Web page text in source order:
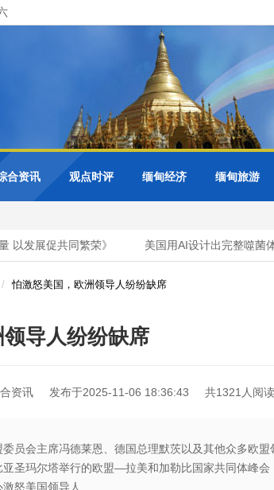
合资讯 观点时评 缅甸经济 缅甸旅游
发展促共同繁荣》 美国用AI设计出完整噬菌体
怕激怒美国，欧洲领导人纷纷缺席
导人纷纷缺席
资讯 发布于2025-11-06 18:36:43 共1321人阅读
委员会主席冯德莱恩、德国总理默茨以及其他众多欧
亚圣玛尔塔举行的欧盟—拉美和加勒比国家共同体峰会
激怒美国领导人……